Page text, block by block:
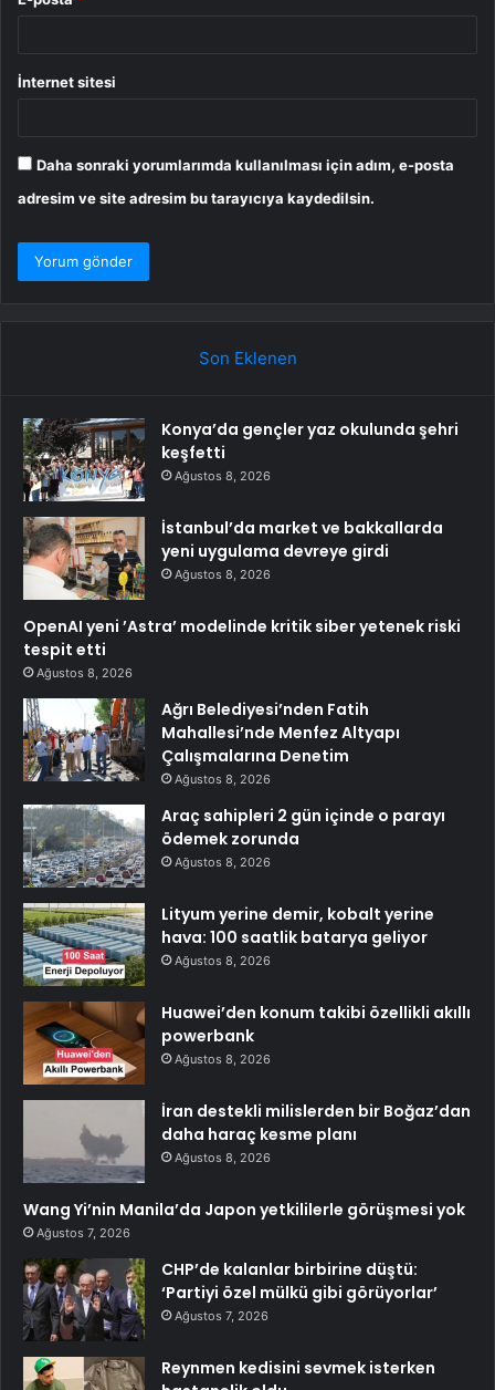
İnternet sitesi
Daha sonraki yorumlarımda kullanılması için adım, e-posta
adresim ve site adresim bu tarayıcıya kaydedilsin.
Son Eklenen
Konya’da gençler yaz okulunda şehri
keşfetti
Ağustos 8, 2026
İstanbul’da market ve bakkallarda
yeni uygulama devreye girdi
Ağustos 8, 2026
OpenAI yeni ’Astra’ modelinde kritik siber yetenek riski
tespit etti
Ağustos 8, 2026
Ağrı Belediyesi’nden Fatih
Mahallesi’nde Menfez Altyapı
Çalışmalarına Denetim
Ağustos 8, 2026
Araç sahipleri 2 gün içinde o parayı
ödemek zorunda
Ağustos 8, 2026
Lityum yerine demir, kobalt yerine
hava: 100 saatlik batarya geliyor
Ağustos 8, 2026
Huawei’den konum takibi özellikli akıllı
powerbank
Ağustos 8, 2026
İran destekli milislerden bir Boğaz’dan
daha haraç kesme planı
Ağustos 8, 2026
Wang Yi’nin Manila’da Japon yetkililerle görüşmesi yok
Ağustos 7, 2026
CHP’de kalanlar birbirine düştü:
‘Partiyi özel mülkü gibi görüyorlar’
Ağustos 7, 2026
Reynmen kedisini sevmek isterken